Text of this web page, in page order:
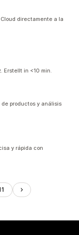
directamente a la
Erstellt in <10 min.
productos y análisis
y rápida con